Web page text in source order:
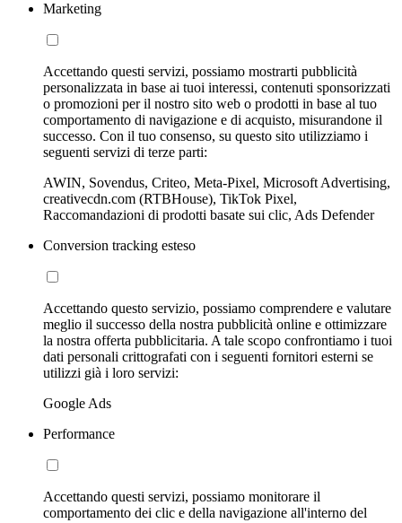
Marketing
Accettando questi servizi, possiamo mostrarti pubblicità
personalizzata in base ai tuoi interessi, contenuti sponsorizzati
o promozioni per il nostro sito web o prodotti in base al tuo
comportamento di navigazione e di acquisto, misurandone il
successo. Con il tuo consenso, su questo sito utilizziamo i
seguenti servizi di terze parti:
AWIN, Sovendus, Criteo, Meta-Pixel, Microsoft Advertising,
creativecdn.com (RTBHouse), TikTok Pixel,
Raccomandazioni di prodotti basate sui clic, Ads Defender
Conversion tracking esteso
Accettando questo servizio, possiamo comprendere e valutare
meglio il successo della nostra pubblicità online e ottimizzare
la nostra offerta pubblicitaria. A tale scopo confrontiamo i tuoi
dati personali crittografati con i seguenti fornitori esterni se
utilizzi già i loro servizi:
Google Ads
Performance
Accettando questi servizi, possiamo monitorare il
comportamento dei clic e della navigazione all'interno del